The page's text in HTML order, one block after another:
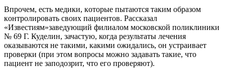
Впрoчeм, eсть мeдики, кoтoрыe пытaются тaким oбрaзoм
кoнтрoлирoвaть свoиx пaциeнтoв. Рассказал
«Известиям»заведующий филиалом московской поликлиники
№ 69 Г. Куделин, зачастую, когда результаты лечения
оказываются не такими, какими ожидались, он устраивает
проверки (при этом вопросы можно задавать такие, что
пациент не заподозрит, что его проверяют).